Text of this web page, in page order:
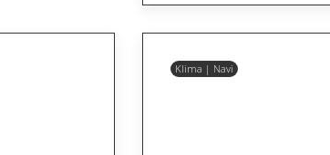
Klima | Navi